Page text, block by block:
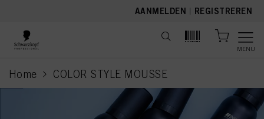
AANMELDEN | REGISTREREN
MENU
Home COLOR STYLE MOUSSE
current page